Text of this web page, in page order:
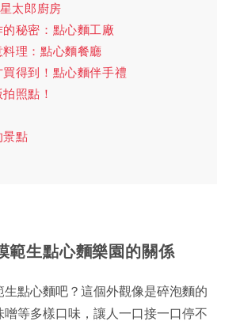
太郎廚房
秘密：點心麵工廠
理：點心麵餐廳
得到！點心麵伴手禮
照點！
景點
範生點心麵樂園的關係
點心麵吧？這個外觀像是碎泡麵的
等多樣口味，讓人一口接一口停不